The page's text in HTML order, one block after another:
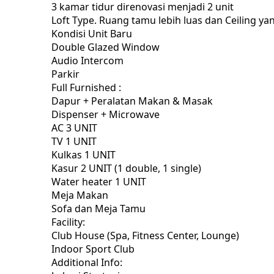
3 kamar tidur direnovasi menjadi 2 unit
Loft Type. Ruang tamu lebih luas dan Ceiling
Kondisi Unit Baru
Double Glazed Window
Audio Intercom
Parkir
Full Furnished :
Dapur + Peralatan Makan & Masak
Dispenser + Microwave
AC 3 UNIT
TV 1 UNIT
Kulkas 1 UNIT
Kasur 2 UNIT (1 double, 1 single)
Water heater 1 UNIT
Meja Makan
Sofa dan Meja Tamu
Facility:
Club House (Spa, Fitness Center, Lounge)
Indoor Sport Club
Additional Info: